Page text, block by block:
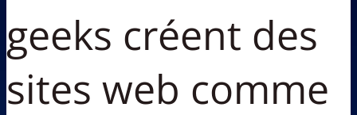
geeks créent des
sites web comme